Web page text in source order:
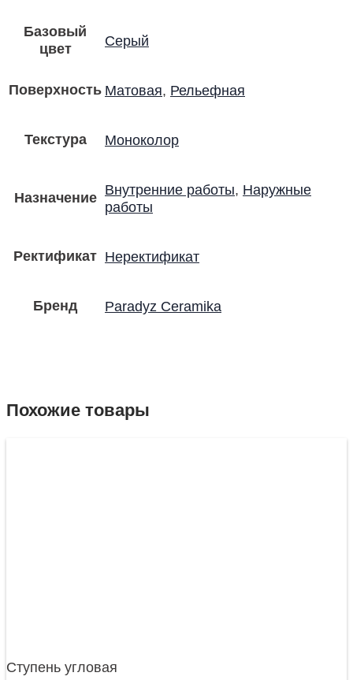
Базовый
цвет
Серый
Поверхность Матовая, Рельефная
Текстура Моноколор
Назначение
Внутренние работы, Наружные
работы
Ректификат Неректификат
Бренд Paradyz Ceramika
Похожие товары
Ступень угловая